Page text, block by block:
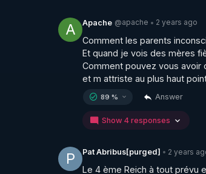
A Apache @apache • 2 years ago
Comment les parents
Et quand je vois des mères
Comment pouvez vous avoir
et m attriste au plus haut
89 % Answer
Show 4 responses
P Pat Abribus[purged] • 2 years
Le 4 ème Reich à tout prévu